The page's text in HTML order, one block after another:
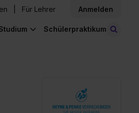
Für Lehrer Anmelden
Schülerpraktikum